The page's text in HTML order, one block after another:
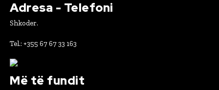
Adresa - Telefoni
Shkoder.
Tel.: +355 67 67 33 163
Më të fundit